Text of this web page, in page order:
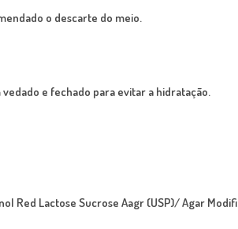
o descarte do meio.
e fechado para evitar a hidratação.
Red Lactose Sucrose Aagr (USP)/ Agar